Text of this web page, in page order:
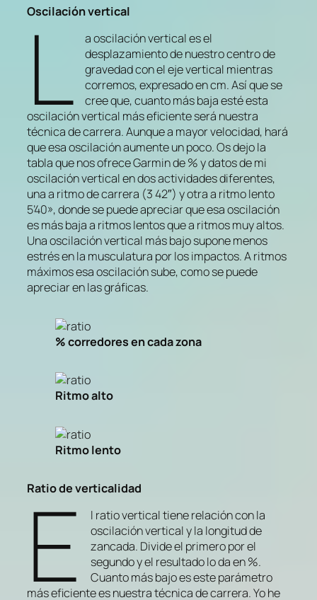
Oscilación vertical
L
a oscilación vertical es el
desplazamiento de nuestro centro de
gravedad con el eje vertical mientras
corremos, expresado en cm. Así que se
cree que, cuanto más baja esté esta
oscilación vertical más eficiente será nuestra
técnica de carrera. Aunque a mayor velocidad, hará
que esa oscilación aumente un poco. Os dejo la
tabla que nos ofrece Garmin de % y datos de mi
oscilación vertical en dos actividades diferentes,
una a ritmo de carrera (3 42″) y otra a ritmo lento
5’40», donde se puede apreciar que esa oscilación
es más baja a ritmos lentos que a ritmos muy altos.
Una oscilación vertical más bajo supone menos
estrés en la musculatura por los impactos. A ritmos
máximos esa oscilación sube, como se puede
apreciar en las gráficas.
% corredores en cada zona
Ritmo alto
Ritmo lento
Ratio de verticalidad
E
l ratio vertical tiene relación con la
oscilación vertical y la longitud de
zancada. Divide el primero por el
segundo y el resultado lo da en %.
Cuanto más bajo es este parámetro
más eficiente es nuestra técnica de carrera. Yo he